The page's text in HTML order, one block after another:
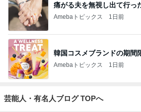
痛がる夫を無視し出て行っ
Amebaトピックス 1日前
韓国コスメブランドの期間
Amebaトピックス 1日前
芸能人・有名人ブログ TOPへ